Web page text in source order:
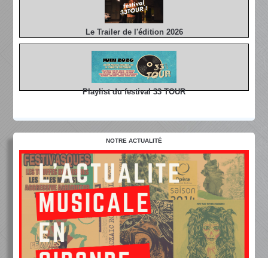
Le Trailer de l'édition 2026
Playlist du festival 33 TOUR
NOTRE ACTUALITÉ